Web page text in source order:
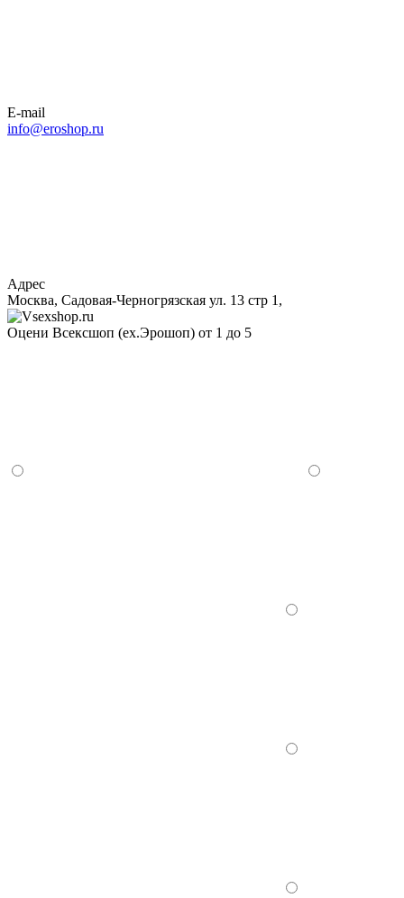
E-mail
info@eroshop.ru
Адрес
Москва, Садовая-Черногрязская ул. 13 стр 1,
Оцени Всексшоп (ex.Эрошоп) от 1 до 5